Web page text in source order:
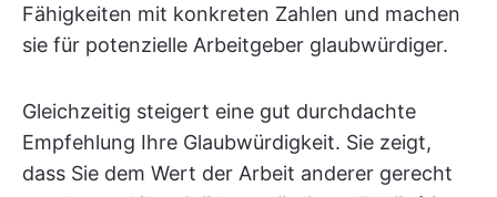
Fähigkeiten mit konkreten Zahlen und machen
sie für potenzielle Arbeitgeber glaubwürdiger.
Gleichzeitig steigert eine gut durchdachte
Empfehlung Ihre Glaubwürdigkeit. Sie zeigt,
dass Sie dem Wert der Arbeit anderer gerecht